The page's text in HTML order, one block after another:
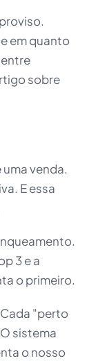
em quanto
sobre
venda.
E essa
3 e a
o primeiro.
"perto
sistema
o nosso